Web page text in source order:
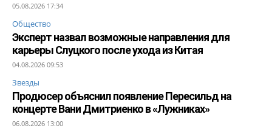
05.08.2026 17:34
Общество
Эксперт назвал возможные направления для
карьеры Слуцкого после ухода из Китая
04.08.2026 09:53
Звезды
Продюсер объяснил появление Пересильд на
концерте Вани Дмитриенко в «Лужниках»
06.08.2026 13:00